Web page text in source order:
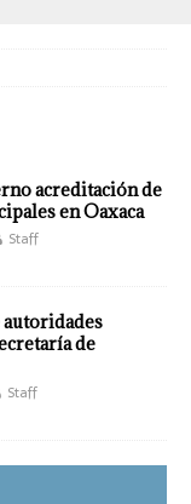
acreditación de
en Oaxaca
Staff
autoridades
de
Staff